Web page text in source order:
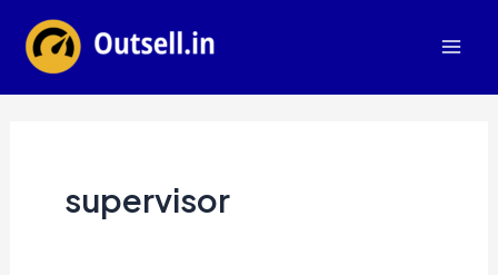
content
supervisor